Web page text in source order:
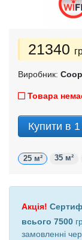
21340
Виробник:
Товара
Купити в 1
25 м² 35 м²
Акція!
всього 7500
замовленні